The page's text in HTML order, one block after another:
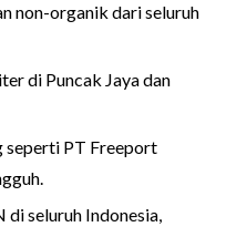
non-organik dari seluruh
di Puncak Jaya dan
seperti PT Freeport
seluruh Indonesia,